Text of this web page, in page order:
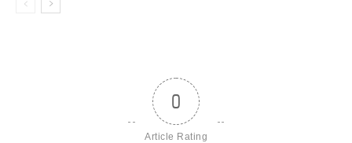
0
Article Rating